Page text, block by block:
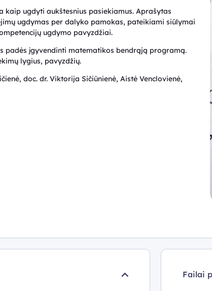
ugdyti aukštesnius pasiekiamus. Aprašytas
ugdymas per dalyko pamokas, pateikiami siūlymai
ugdymo pavyzdžiai.
padės įgyvendinti matematikos bendrąją programą.
lygius, pavyzdžių.
doc. dr. Viktorija Sičiūnienė, Aistė Venclovienė,
Failai